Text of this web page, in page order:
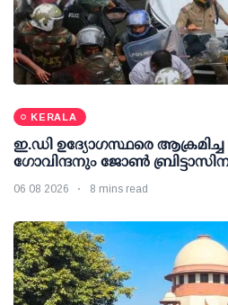
KERALA
ഇ.ഡി ഉദ്യോഗസ്ഥരെ
ഗോവിന്ദനും ജോണ്‍
06 08 2026 8 mins read